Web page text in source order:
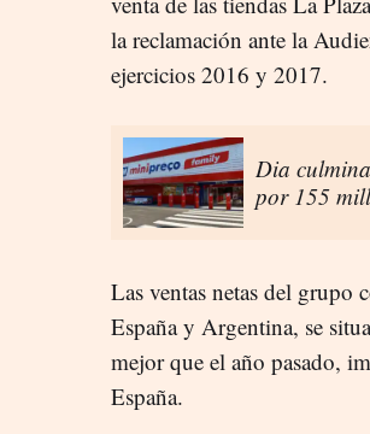
la reclamación ante la
ejercicios 2016 y 2017.
Dia
por 155
Las ventas netas del grupo
España y Argentina, se
mejor que el año pasado,
España.